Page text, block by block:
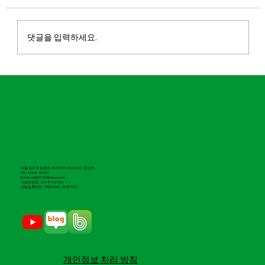
댓글을 입력하세요.
서울 강서구 등촌로 183 B1,F1 | 대표이사 강상민
TEL : 1688 -8937 |
E-mail : sgr501767@naver.com
​사업자번호 : 293-87-01766 |
조달등록번호 : 25586906, 25787515
​개인정보 처리 방침